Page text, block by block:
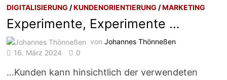
DIGITALISIERUNG /KUNDENORIENTIERUNG /MARKETING
Experimente, Experimente …
vonJohannes Thönneßen
16. März 2024
0
…Kunden kann hinsichtlich der verwendeten